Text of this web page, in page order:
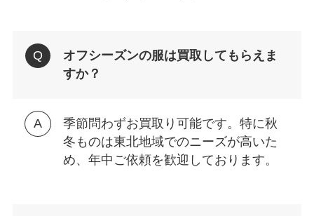
オフシーズンの服は買取してもらえま
すか？
季節問わずお買取り可能です。特に秋
冬ものは東北地域でのニーズが高いた
め、年中ご依頼を歓迎しております。